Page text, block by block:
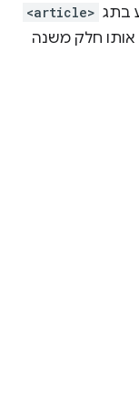
בתג <article>
חלק משנה